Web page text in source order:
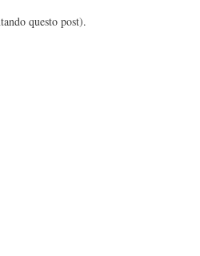
questo post).